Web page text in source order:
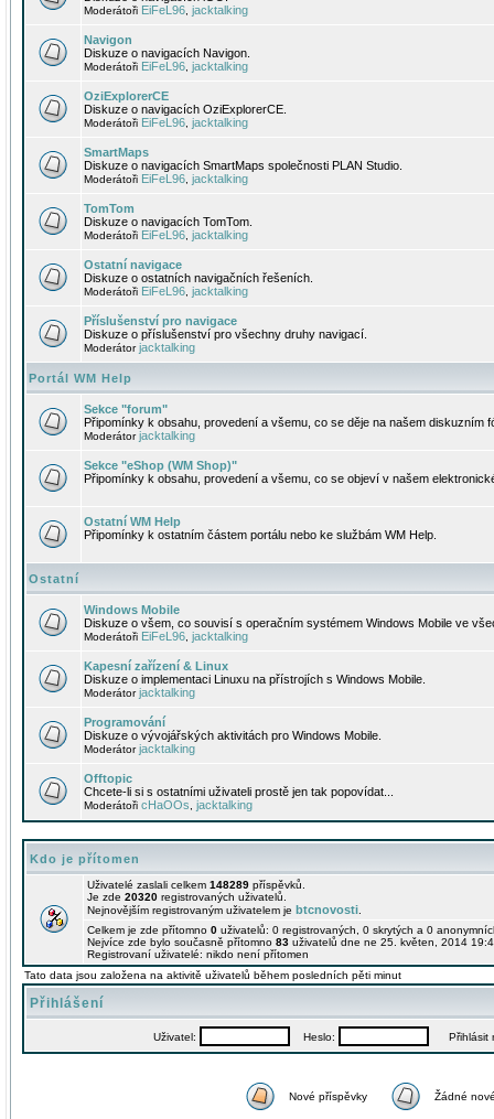
Moderátoři EiFeL96 jacktalking
Navigon
Diskuze o navigacích Navigon.
Moderátoři EiFeL96 jacktalking
OziExplorerCE
Diskuze o navigacích OziExplorerCE.
Moderátoři EiFeL96 jacktalking
SmartMaps
Diskuze o navigacích SmartMaps společnosti PLAN Studio.
Moderátoři EiFeL96 jacktalking
TomTom
Diskuze o navigacích TomTom.
Moderátoři EiFeL96 jacktalking
Ostatní navigace
Diskuze o ostatních navigačních řešeních.
Moderátoři EiFeL96 jacktalking
Příslušenství pro navigace
Diskuze o příslušenství pro všechny druhy navigací.
Moderátorjacktalking
Portál WM Help
Sekce "forum"
Připomínky k obsahu, provedení a všemu, co se děje na našem diskuzním
Moderátorjacktalking
Sekce "eShop (WM Shop)"
Připomínky k obsahu, provedení a všemu, co se objeví v našem
Ostatní WM Help
Připomínky k ostatním částem portálu nebo ke službám WM Help.
Ostatní
Windows Mobile
Diskuze o všem, co souvisí s operačním systémem Windows Mobile ve
Moderátoři EiFeL96 jacktalking
Kapesní zařízení & Linux
Diskuze o implementaci Linuxu na přístrojích s Windows Mobile.
Moderátorjacktalking
Programování
Diskuze o vývojářských aktivitách pro Windows Mobile.
Moderátorjacktalking
Offtopic
Chcete-li si s ostatními uživateli prostě jen tak popovídat...
Moderátoři cHaOOs jacktalking
Kdo je přítomen
Uživatelé zaslali celkem 148289 příspěvků.
Je zde 20320 registrovaných uživatelů.
Nejnovějším registrovaným uživatelem je btcnovosti
Celkem je zde přítomno 0 uživatelů: 0 registrovaných, 0 skrytých a 0
Nejvíce zde bylo současně přítomno 83 uživatelů dne ne 25. květen, 2014
Registrovaní uživatelé: nikdo není přítomen
Tato data jsou založena na aktivitě uživatelů během posledních pěti minut
Přihlášení
Uživatel: Heslo: Přihlásit
Nové příspěvky Žádné